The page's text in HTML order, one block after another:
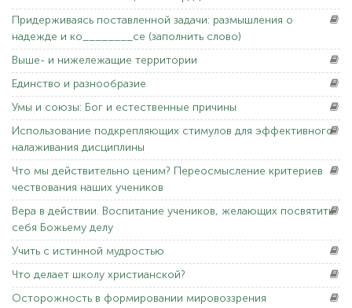
Придерживаясь поставленной задачи: размышления о
надежде и ко________се (заполнить слово)
Выше- и нижележащие территории
Единство и разнообразие
Умы и союзы: Бог и естественные причины
Использование подкрепляющих стимулов для эффективного
налаживания дисциплины
Что мы действительно ценим? Переосмысление критериев
чествования наших учеников
Вера в действии. Воспитание учеников, желающих посвятить
себя Божьему делу
Учить с истинной мудростью
Что делает школу христианской?
Осторожность в формировании мировоззрения